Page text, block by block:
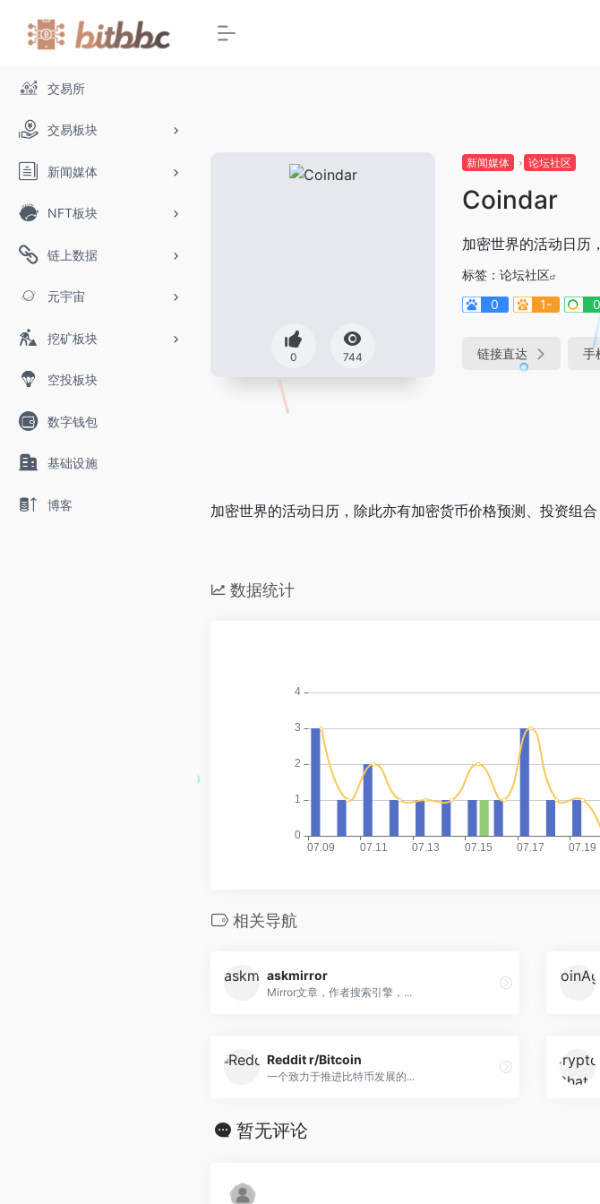
交易所
交易板块
新闻媒体
NFT板块
链上数据
元宇宙
挖矿板块
空投板块
数字钱包
基础设施
博客
0 744
新闻媒体 论坛社区
Coindar
加密世界的活动日历
标签： 论坛社区
0
1- 0
链接直达 手
加密世界的活动日历，除此亦有加密货币价格预测、投资组合
数据统计
相关导航
askmirror
Mirror文章，作者搜索引擎，...
Reddit r/Bitcoin
一个致力于推进比特币发展的...
暂无评论